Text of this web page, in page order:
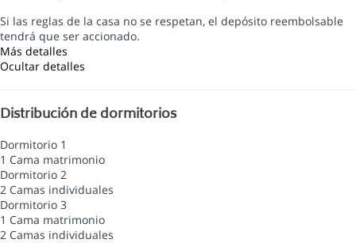
Si las reglas de la casa no se respetan, el depósito reembolsable
tendrá que ser accionado.
Más detalles
Ocultar detalles
Distribución de dormitorios
Dormitorio 1
1 Cama matrimonio
Dormitorio 2
2 Camas individuales
Dormitorio 3
1 Cama matrimonio
2 Camas individuales